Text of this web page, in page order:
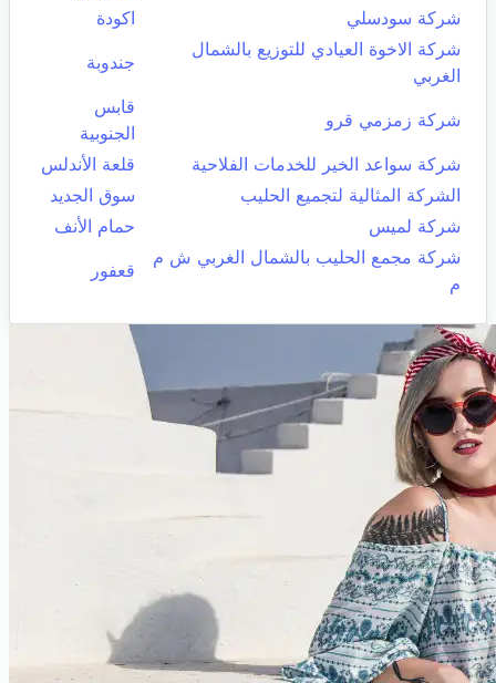
شركة سودسلي
اكودة
شركة الاخوة العيادي للتوزيع بالشمال
الغربي
جندوبة
شركة زمزمي قرو
قابس
الجنوبية
شركة سواعد الخير للخدمات الفلاحية
قلعة الأندلس
الشركة المثالية لتجميع الحليب
سوق الجديد
شركة لميس
حمام الأنف
شركة مجمع الحليب بالشمال الغربي ش م
م
قعفور